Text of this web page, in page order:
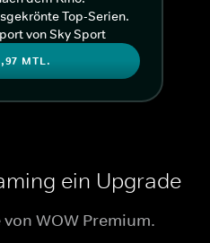
Top-Serien.
von Sky Sport
MTL.
ein Upgrade
WOW Premium.